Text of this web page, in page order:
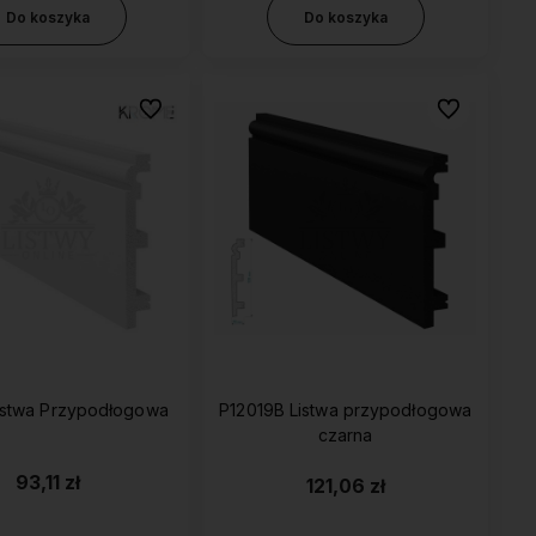
Do koszyka Do koszyka
Przypodłogowa
93,11 zł
Do ulubionych
P12019B Listwa przypodłogowa
czarna
121,06 zł
Do ulubionych